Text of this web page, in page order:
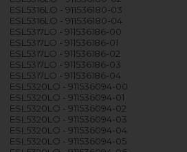
ESL5316LO - 911536180-03
ESL5316LO - 911536180-04
ESL5317LO - 911536186-00
ESL5317LO - 911536186-01
ESL5317LO - 911536186-02
ESL5317LO - 911536186-03
ESL5317LO - 911536186-04
ESL5320LO - 911536094-00
ESL5320LO - 911536094-01
ESL5320LO - 911536094-02
ESL5320LO - 911536094-03
ESL5320LO - 911536094-04
ESL5320LO - 911536094-05